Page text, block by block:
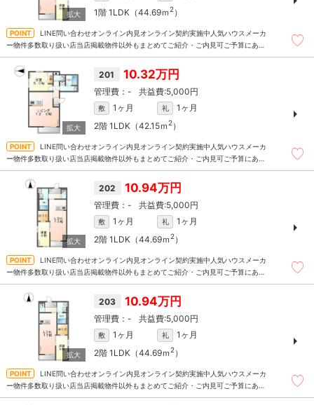
1階 1LDK（44.69ｍ 2）
LINE問い合わせオンライン内見オンライン契約実施中人気ハウスメーカ
ー物件多数取り扱い店当店掲載物件以外もまとめてご紹介・ご内見可ご予算にあっ
201 10.32万円
- 5,000円
敷 1ヶ月 礼
1ヶ月
2階 1LDK（42.15ｍ 2）
LINE問い合わせオンライン内見オンライン契約実施中人気ハウスメーカ
ー物件多数取り扱い店当店掲載物件以外もまとめてご紹介・ご内見可ご予算にあっ
202 10.94万円
- 5,000円
敷 1ヶ月 礼
1ヶ月
2階 1LDK（44.69ｍ 2）
LINE問い合わせオンライン内見オンライン契約実施中人気ハウスメーカ
ー物件多数取り扱い店当店掲載物件以外もまとめてご紹介・ご内見可ご予算にあっ
203 10.94万円
- 5,000円
敷 1ヶ月 礼
1ヶ月
2階 1LDK（44.69ｍ 2）
LINE問い合わせオンライン内見オンライン契約実施中人気ハウスメーカ
ー物件多数取り扱い店当店掲載物件以外もまとめてご紹介・ご内見可ご予算にあっ